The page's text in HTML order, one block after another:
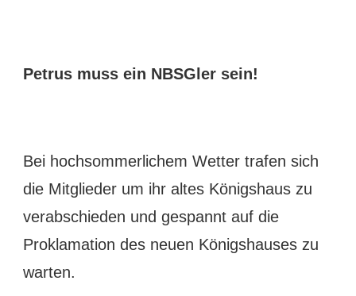
Petrus muss ein NBSGler sein!
Bei hochsommerlichem Wetter trafen sich
die Mitglieder um ihr altes Königshaus zu
verabschieden und gespannt auf die
Proklamation des neuen Königshauses zu
warten.